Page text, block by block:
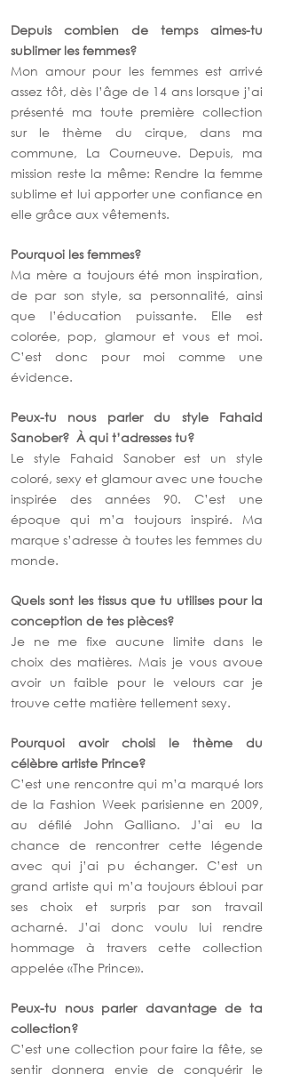
Depuis combien de temps aimes-tu
sublimer les femmes?
Mon amour pour les femmes est arrivé
assez tôt, dès l’âge de 14 ans lorsque j’ai
présenté ma toute première collection
sur le thème du cirque, dans ma
commune, La Courneuve. Depuis, ma
mission reste la même: Rendre la femme
sublime et lui apporter une confiance en
elle grâce aux vêtements.
Pourquoi les femmes?
Ma mère a toujours été mon inspiration,
de par son style, sa personnalité, ainsi
que l’éducation puissante. Elle est
colorée, pop, glamour et vous et moi.
C’est donc pour moi comme une
évidence.
Peux-tu nous parler du style Fahaid
Sanober?  À qui t’adresses tu?
Le style Fahaid Sanober est un style
coloré, sexy et glamour avec une touche
inspirée des années 90. C’est une
époque qui m’a toujours inspiré. Ma
marque s’adresse à toutes les femmes du
monde.
Quels sont les tissus que tu utilises pour la
conception de tes pièces?
Je ne me fixe aucune limite dans le
choix des matières. Mais je vous avoue
avoir un faible pour le velours car je
trouve cette matière tellement sexy.
Pourquoi avoir choisi le thème du
célèbre artiste Prince?
C’est une rencontre qui m’a marqué lors
de la Fashion Week parisienne en 2009,
au défilé John Galliano. J’ai eu la
chance de rencontrer cette légende
avec qui j’ai pu échanger. C’est un
grand artiste qui m’a toujours ébloui par
ses choix et surpris par son travail
acharné. J’ai donc voulu lui rendre
hommage à travers cette collection
appelée «The Prince».
Peux-tu nous parler davantage de ta
collection?
C’est une collection pour faire la fête, se
sentir donnera envie de conquérir le